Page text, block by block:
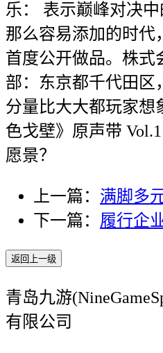
乐： 表示巅峰对决
那么容易添加的时代
首度公开做品。株式
部：东京都千代田区
分量比大大都玩家想
色戈壁》原声带
愿景？
上一篇： 满脚多
下一篇： 履行企
返回上一级
青岛九游
有限公司